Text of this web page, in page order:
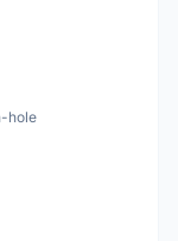
hole